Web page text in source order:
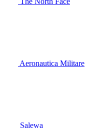
Aeronautica Militare
Salewa